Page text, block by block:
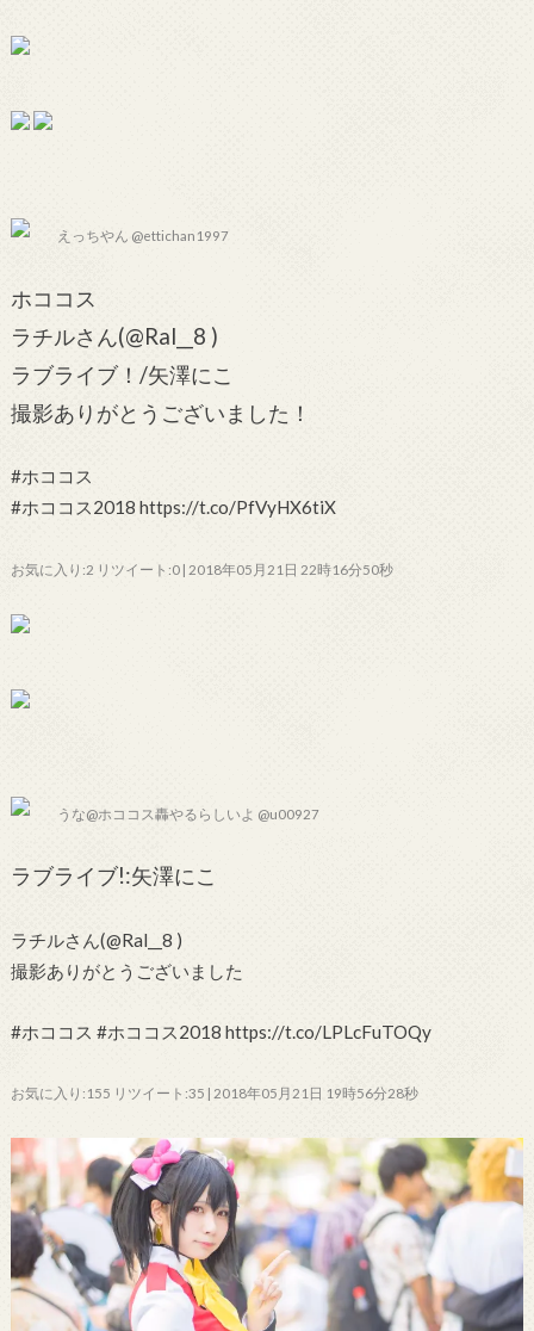
えっちやん @ettichan1997
ホココス
ラチルさん(@Ral__8 )
ラブライブ！/矢澤にこ
撮影ありがとうございました！
#ホココス
#ホココス2018 https://t.co/PfVyHX6tiX
お気に入り:2 リツイート:0 | 2018年05月21日 22時16分50秒
うな@ホココス轟やるらしいよ @u00927
ラブライブ!:矢澤にこ
ラチルさん(@Ral__8 )
撮影ありがとうございました
#ホココス #ホココス2018 https://t.co/LPLcFuTOQy
お気に入り:155 リツイート:35 | 2018年05月21日 19時56分28秒